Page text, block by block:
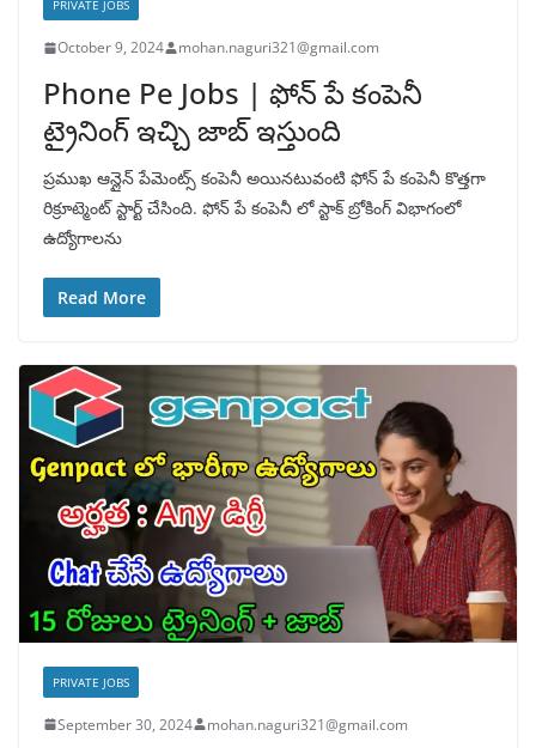
PRIVATE JOBS
October 9, 2024 mohan.naguri321@gmail.com
Phone Pe Jobs | ఫోన్ పే కంపెనీ
ట్రైనింగ్ ఇచ్చి జాబ్ ఇస్తుంది
ప్రముఖ ఆన్లైన్ పేమెంట్స్ కంపెనీ అయినటువంటి ఫోన్ పే కంపెనీ కొత్తగా
రిక్రూట్మెంట్ స్టార్ట్ చేసింది. ఫోన్ పే కంపెనీ లో స్టాక్ బ్రోకింగ్ విభాగంలో
ఉద్యోగాలను
Read More
PRIVATE JOBS
September 30, 2024 mohan.naguri321@gmail.com